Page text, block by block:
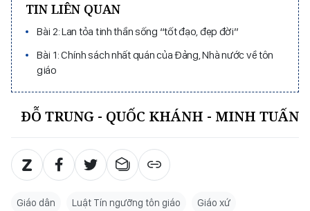
TIN LIÊN QUAN
Bài 2: Lan tỏa tinh thần sống “tốt đạo, đẹp đời”
Bài 1: Chính sách nhất quán của Đảng, Nhà nước về tôn
giáo
ĐỖ TRUNG - QUỐC KHÁNH - MINH TUẤN
Giáo dân Luật Tín ngưỡng tôn giáo Giáo xứ